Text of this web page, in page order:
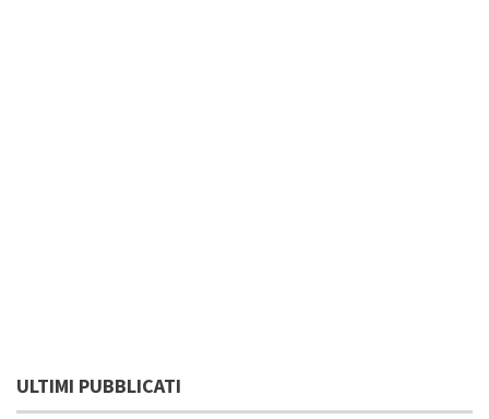
ULTIMI PUBBLICATI